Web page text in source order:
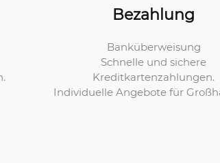
Bezahlung
Banküberweisung
Schnelle und sichere
Kreditkartenzahlungen.
Individuelle Angebote für